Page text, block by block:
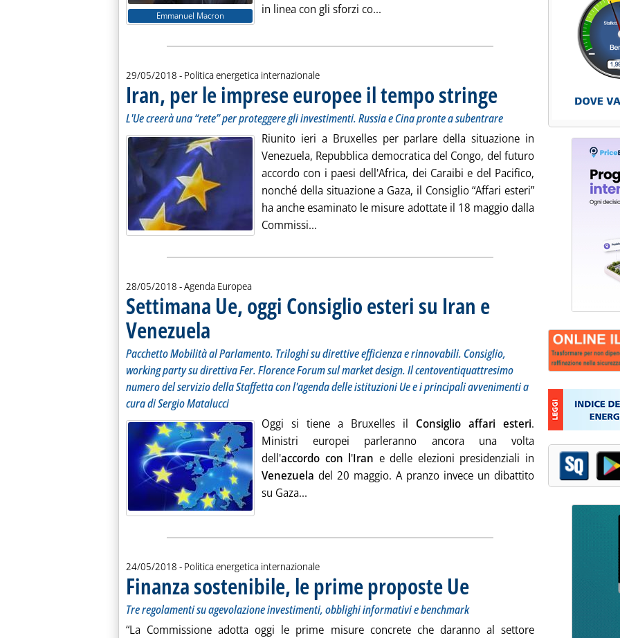
Emmanuel Macron
in linea con gli sforzi co... Leggi tutta la notizia: 'Libia, a Parigi la
29/05/2018 - Politica energetica internazionale
Iran, per le imprese europee il tempo stringe
L'Ue creerà una “rete” per proteggere gli investimenti. Russia e Cina pronte a subentrare
Riunito ieri a Bruxelles per parlare della situazione in
Venezuela, Repubblica democratica del Congo, del futuro
accordo con i paesi dell'Africa, dei Caraibi e del Pacifico,
nonché della situazione a Gaza, il Consiglio “Affari esteri”
ha anche esaminato le misure adottate il 18 maggio dalla
Commissi... Leggi tutta la notizia: 'Iran, per le imprese europee il tempo
28/05/2018 - Agenda Europea
Settimana Ue, oggi Consiglio esteri su Iran e
Venezuela . Sottotitolo: Pacchetto Mobilità al Parlamento. Triloghi su direttive efficienza e rinnovabili. Consiglio, working party su
. Pubblicata lunedì 28 maggio 2018 alle 13.10.
Pacchetto Mobilità al Parlamento. Triloghi su direttive efficienza e rinnovabili. Consiglio,
working party su direttiva Fer. Florence Forum sul market design. Il centoventiquattresimo
numero del servizio della Staffetta con l'agenda delle istituzioni Ue e i principali avvenimenti a
cura di Sergio Matalucci
Oggi si tiene a Bruxelles il Consiglio affari esteri.
Ministri europei parleranno ancora una volta
dell'accordo con l'Iran e delle elezioni presidenziali in
Venezuela del 20 maggio. A pranzo invece un dibattito
su Gaza... Leggi tutta la notizia: 'Settimana Ue, oggi Consiglio esteri su
24/05/2018 - Politica energetica internazionale
Finanza sostenibile, le prime proposte Ue . Sottotitolo: Tre regolamenti su
. Pubblicata giovedì 24 maggio 2018 alle
Tre regolamenti su agevolazione investimenti, obblighi informativi e benchmark
“La Commissione adotta oggi le prime misure concrete che daranno al settore